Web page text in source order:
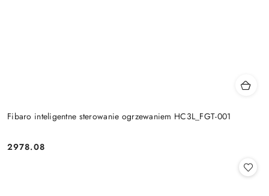
Fibaro inteligentne sterowanie ogrzewaniem HC3L_FGT-001
Cena:
2978.08